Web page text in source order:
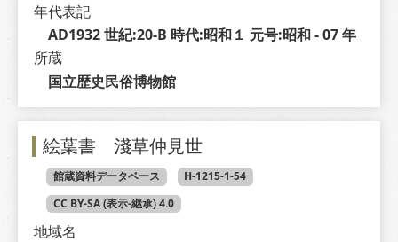
年代表記
AD1932 世紀:20-B 時代:昭和１ 元号:昭和 - 07 年
所蔵
国立歴史民俗博物館
絵葉書 淺草仲見世
館蔵資料データベース
H-1215-1-54
CC BY-SA (表示-継承) 4.0
地域名